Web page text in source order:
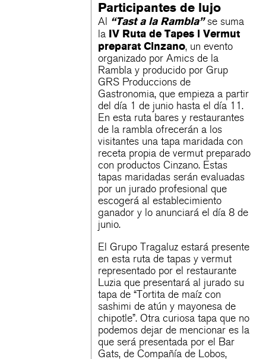
Participantes de lujo
Al “Tast a la Rambla”se suma
la IV Ruta de Tapes i Vermut
preparat Cinzano, un evento
organizado por Amics de la
Rambla y producido por Grup
GRS Produccions de
Gastronomia, que empieza a partir
del día 1 de junio hasta el día 11.
En esta ruta bares y restaurantes
de la rambla ofrecerán a los
visitantes una tapa maridada con
receta propia de vermut preparado
con productos Cinzano. Estas
tapas maridadas serán evaluadas
por un jurado profesional que
escogerá al establecimiento
ganador y lo anunciará el día 8 de
junio.
El Grupo Tragaluz estará presente
en esta ruta de tapas y vermut
representado por el restaurante
Luzia que presentará al jurado su
tapa de “Tortita de maíz con
sashimi de atún y mayonesa de
chipotle”. Otra curiosa tapa que no
podemos dejar de mencionar es la
que será presentada por el Bar
Gats, de Compañía de Lobos,